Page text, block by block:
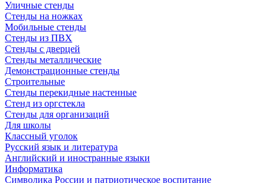
Уличные стенды
Стенды на ножках
Мобильные стенды
Стенды из ПВХ
Стенды с дверцей
Стенды металлические
Демонстрационные стенды
Строительные
Стенды перекидные настенные
Стенд из оргстекла
Стенды для организаций
Для школы
Классный уголок
Русский язык и литература
Английский и иностранные языки
Информатика
Символика России и патриотическое воспитание